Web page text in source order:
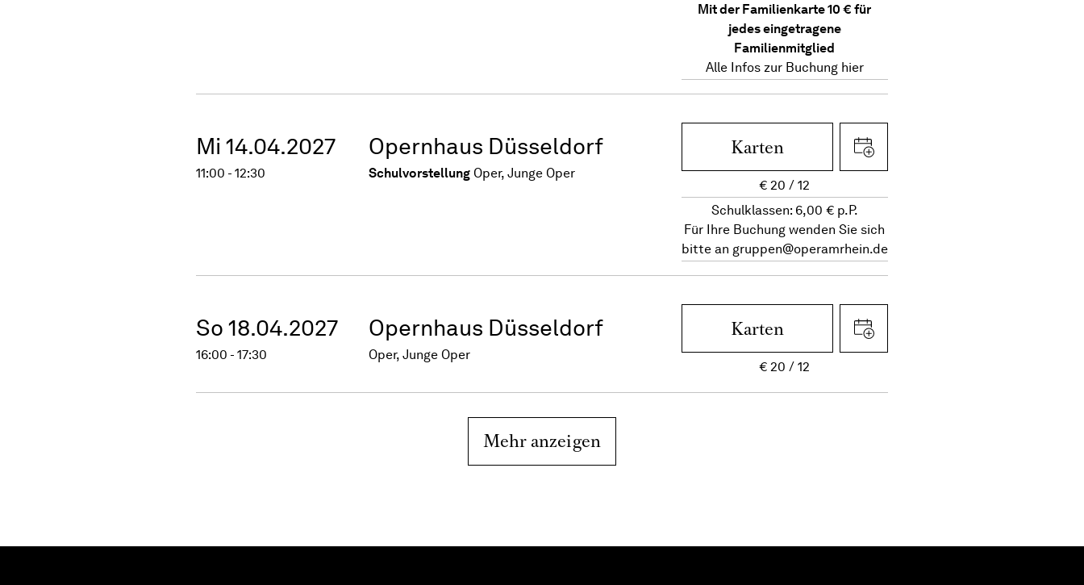
Mit der Familienkarte 10 € für
jedes eingetragene
Familienmitglied
Alle Infos zur Buchung hier
Mi 14.04.2027 Opernhaus Düsseldorf
11:00 - 12:30 Schulvorstellung Oper, Junge Oper
Karten
€20
12
Schulklassen: 6,00 € p.P.
Für Ihre Buchung wenden Sie sich
bitte an gruppen@operamrhein.de
So 18.04.2027 Opernhaus Düsseldorf
16:00 - 17:30 Oper, Junge Oper
Karten
€20 12
Mehr anzeigen